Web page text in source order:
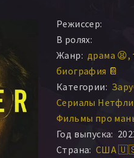
Режиссер:
В ролях:
Жанр: драма 😫
биография 📔
Категории:
Сериалы
Фильмы про
Год выпуска:
Страна: США